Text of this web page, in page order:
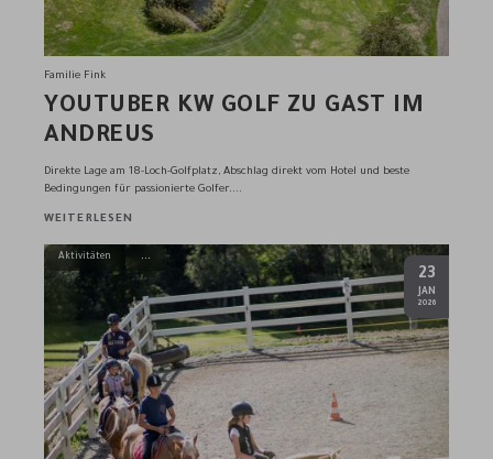
YOUTUBER KW GOLF ZU GAST IM
ANDREUS
Direkte Lage am 18-Loch-Golfplatz, Abschlag direkt vom Hotel und beste
Bedingungen für passionierte Golfer....
Familie Fink
WEITERLESEN
23
JAN
2026
Aktivitäten